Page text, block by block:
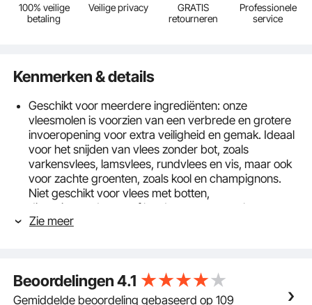
100% veilige
betaling
Veilige privacy
GRATIS
retourneren
Professionele
service
Kenmerken & details
Geschikt voor meerdere ingrediënten: onze
vleesmolen is voorzien van een verbrede en grotere
invoeropening voor extra veiligheid en gemak. Ideaal
voor het snijden van vlees zonder bot, zoals
varkensvlees, lamsvlees, rundvlees en vis, maar ook
voor zachte groenten, zoals kool en champignons.
Niet geschikt voor vlees met botten,
diepvriesproducten of harde groenten zoals
aardappelen, wortelen en lotuswortels.
snijden moeiteloos gaat. Kies uw gewenste dikte van
2,5 mm tot 10 mm en geniet van snelle, schone
Zie meer
Beoordelingen4.1
Gemiddelde beoordeling gebaseerd op 109